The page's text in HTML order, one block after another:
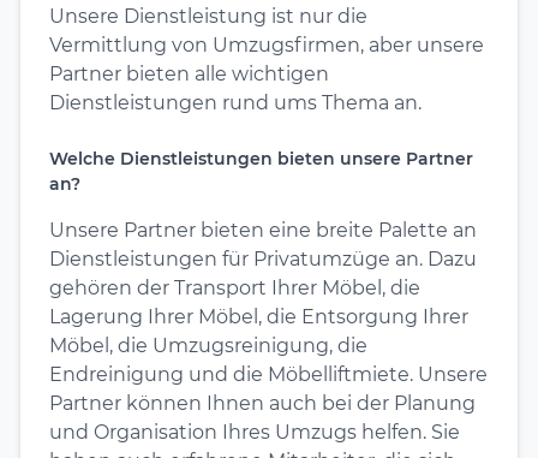
Unsere Dienstleistung ist nur die
Vermittlung von Umzugsfirmen, aber unsere
Partner bieten alle wichtigen
Dienstleistungen rund ums Thema an.
Welche Dienstleistungen bieten unsere Partner
an?
Unsere Partner bieten eine breite Palette an
Dienstleistungen für Privatumzüge an. Dazu
gehören der Transport Ihrer Möbel, die
Lagerung Ihrer Möbel, die Entsorgung Ihrer
Möbel, die Umzugsreinigung, die
Endreinigung und die Möbelliftmiete. Unsere
Partner können Ihnen auch bei der Planung
und Organisation Ihres Umzugs helfen. Sie